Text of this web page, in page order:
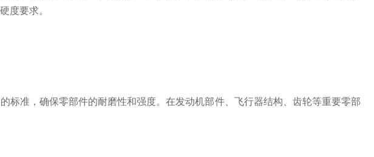
度要求。
准，确保零部件的耐磨性和强度。在发动机部件、飞行器结构、齿轮等重要零部